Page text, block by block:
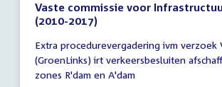
Vaste commissie voor
(2010-2017)
vergadering
13:45
-
Extra procedurevergadering ivm verzoek
(GroenLinks) irt verkeersbesluiten
zones R'dam en A'dam